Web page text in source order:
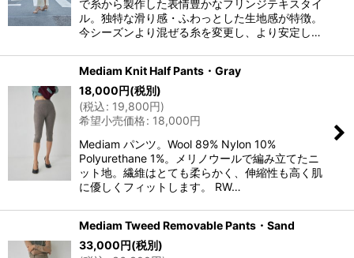
で糸から製作した表情豊かなフリンジテキスタイ
ル。独特な滑り感・ふわっとした生地感が特徴。
今シーズンより混ぜる糸を変更し、より安定し…
Mediam Knit Half Pants・Gray
18,000円(税別)
(税込: 19,800円)
希望小売価格: 18,000円
Mediam パンツ。Wool 89% Nylon 10%
Polyurethane 1%。メリノウールで編み立てたニ
ット地。繊維はとても柔らかく、伸縮性も高く肌
に優しくフィットします。 RW…
Mediam Tweed Removable Pants・Sand
33,000円(税別)